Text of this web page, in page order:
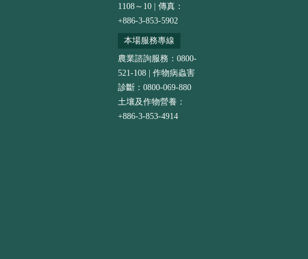
1108～10 | 傳真：
+886-3-853-5902
本場服務專線
農業諮詢服務：0800-
521-108 | 作物病蟲害
診斷：0800-069-880
土壤及作物營養：
+886-3-853-4914